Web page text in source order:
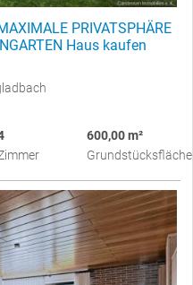
PRIVATSPHÄRE
Haus kaufen
600,00 m²
Grundstücksfläche